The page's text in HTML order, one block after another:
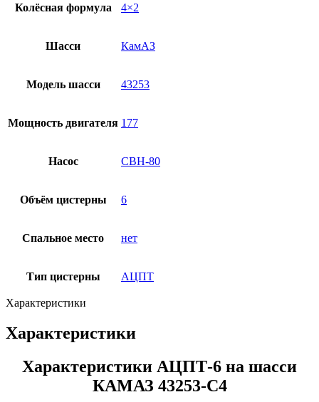
Колёсная формула 4×2
Шасси КамАЗ
Модель шасси 43253
Мощность двигателя 177
Насос СВН-80
Объём цистерны 6
Спальное место нет
Тип цистерны АЦПТ
Характеристики
Характеристики
Характеристики АЦПТ-6 на шасси
КАМАЗ 43253-С4